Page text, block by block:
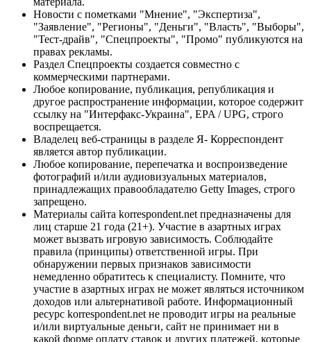
Новости с пометками "Мнение", "Экспертиза",
"Заявление", "Регионы", "Деньги", "Власть", "Выборы",
"Тест-драйв", "Спецпроекты", "Промо" публикуются на
правах рекламы.
Раздел Спецпроекты создается совместно с
коммерческими партнерами.
Любое копирование, публикация, републикация и
другое распространение информации, которое содержит
ссылку на "Интерфакс-Украина", EPA / UPG, строго
воспрещается.
Владелец веб-страницы в разделе Я- Корреспондент
является автор публикации.
Любое копирование, перепечатка и воспроизведение
фотографий и/или аудиовизуальных материалов,
принадлежащих правообладателю Getty Images, строго
запрещено.
Материалы сайта korrespondent.net предназначены для
лиц старше 21 года (21+). Участие в азартных играх
может вызвать игровую зависимость. Соблюдайте
правила (принципы) ответственной игры. При
обнаружении первых признаков зависимости
немедленно обратитесь к специалисту. Помните, что
участие в азартных играх не может являться источником
доходов или альтернативой работе. Информационный
ресурс korrespondent.net не проводит игры на реальные
и/или виртуальные деньги, сайт не принимает ни в
какой форме оплату ставок и других платежей, которые